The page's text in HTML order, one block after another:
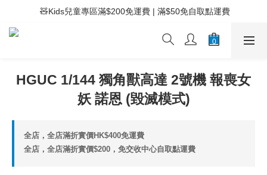
⚡滿$400免運費 | 滿$200免Easy Trade自取點運費
🧸Kids兒童專區滿$200免運費 | 滿$50免自取點運費
⚡滿$400免運費 | 滿$200免Easy Trade自取點運費
HGUC 1/144 獨角獸高達 2號機 報喪女
妖 諾恩 (毀滅模式)
全店，全店滿折實價HK$400免運費
全店，全店滿折實價$200，免交收中心自取點運費